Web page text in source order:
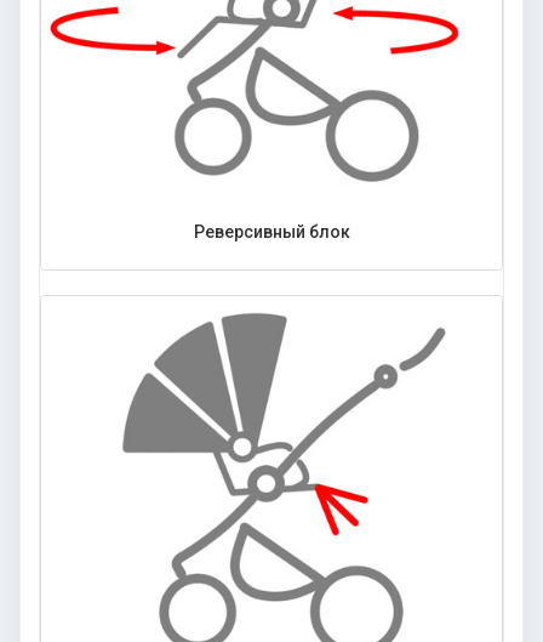
Реверсивный блок